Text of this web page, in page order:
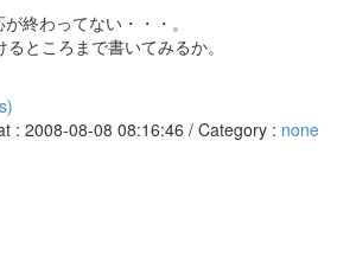
終わってない・・・。
ところまで書いてみるか。
: 2008-08-08 08:16:46 / Category : none